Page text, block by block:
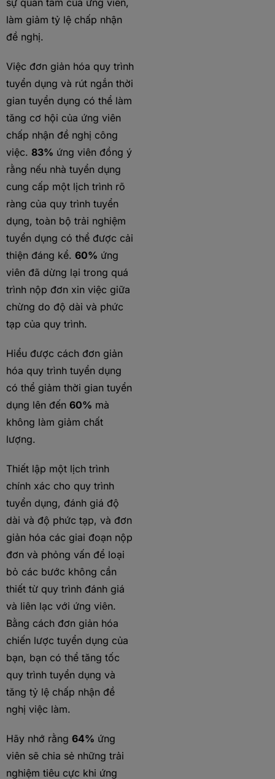
sự quan tâm của ứng viên,
làm giảm tỷ lệ chấp nhận
đề nghị.
Việc đơn giản hóa quy trình
tuyển dụng và rút ngắn thời
gian tuyển dụng có thể làm
tăng cơ hội của ứng viên
chấp nhận đề nghị công
việc. 83% ứng viên đồng ý
rằng nếu nhà tuyển dụng
cung cấp một lịch trình rõ
ràng của quy trình tuyển
dụng, toàn bộ trải nghiệm
tuyển dụng có thể được cải
thiện đáng kể. 60% ứng
viên đã dừng lại trong quá
trình nộp đơn xin việc giữa
chừng do độ dài và phức
tạp của quy trình.
Hiểu được cách đơn giản
hóa quy trình tuyển dụng
có thể giảm thời gian tuyển
dụng lên đến 60% mà
không làm giảm chất
lượng.
Thiết lập một lịch trình
chính xác cho quy trình
tuyển dụng, đánh giá độ
dài và độ phức tạp, và đơn
giản hóa các giai đoạn nộp
đơn và phỏng vấn để loại
bỏ các bước không cần
thiết từ quy trình đánh giá
và liên lạc với ứng viên.
Bằng cách đơn giản hóa
chiến lược tuyển dụng của
bạn, bạn có thể tăng tốc
quy trình tuyển dụng và
tăng tỷ lệ chấp nhận đề
nghị việc làm.
Hãy nhớ rằng 64% ứng
viên sẽ chia sẻ những trải
nghiệm tiêu cực khi ứng